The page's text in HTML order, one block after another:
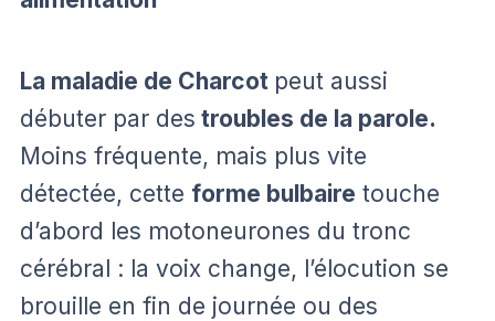
La maladie de Charcot peut aussi
débuter par des troubles de la parole.
Moins fréquente, mais plus vite
détectée, cette forme bulbaire touche
d’abord les motoneurones du tronc
cérébral : la voix change, l’élocution se
brouille en fin de journée ou des